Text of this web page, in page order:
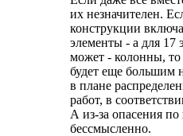
их незначителен.
конструкции
элементы - а для 17
может - колонны, то
будет еще большим
в плане
работ, в
А из-за опасения
бессмысленно.